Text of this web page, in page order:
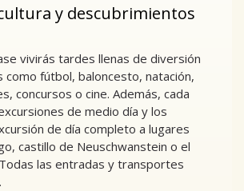
y descubrimientos
vivirás tardes llenas de diversión
como fútbol, baloncesto, natación,
concursos o cine. Además, cada
de medio día y los
de día completo a lugares
castillo de Neuschwanstein o el
las entradas y transportes